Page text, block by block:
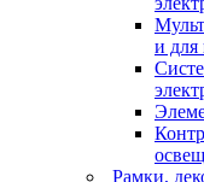
и для
Рамки,